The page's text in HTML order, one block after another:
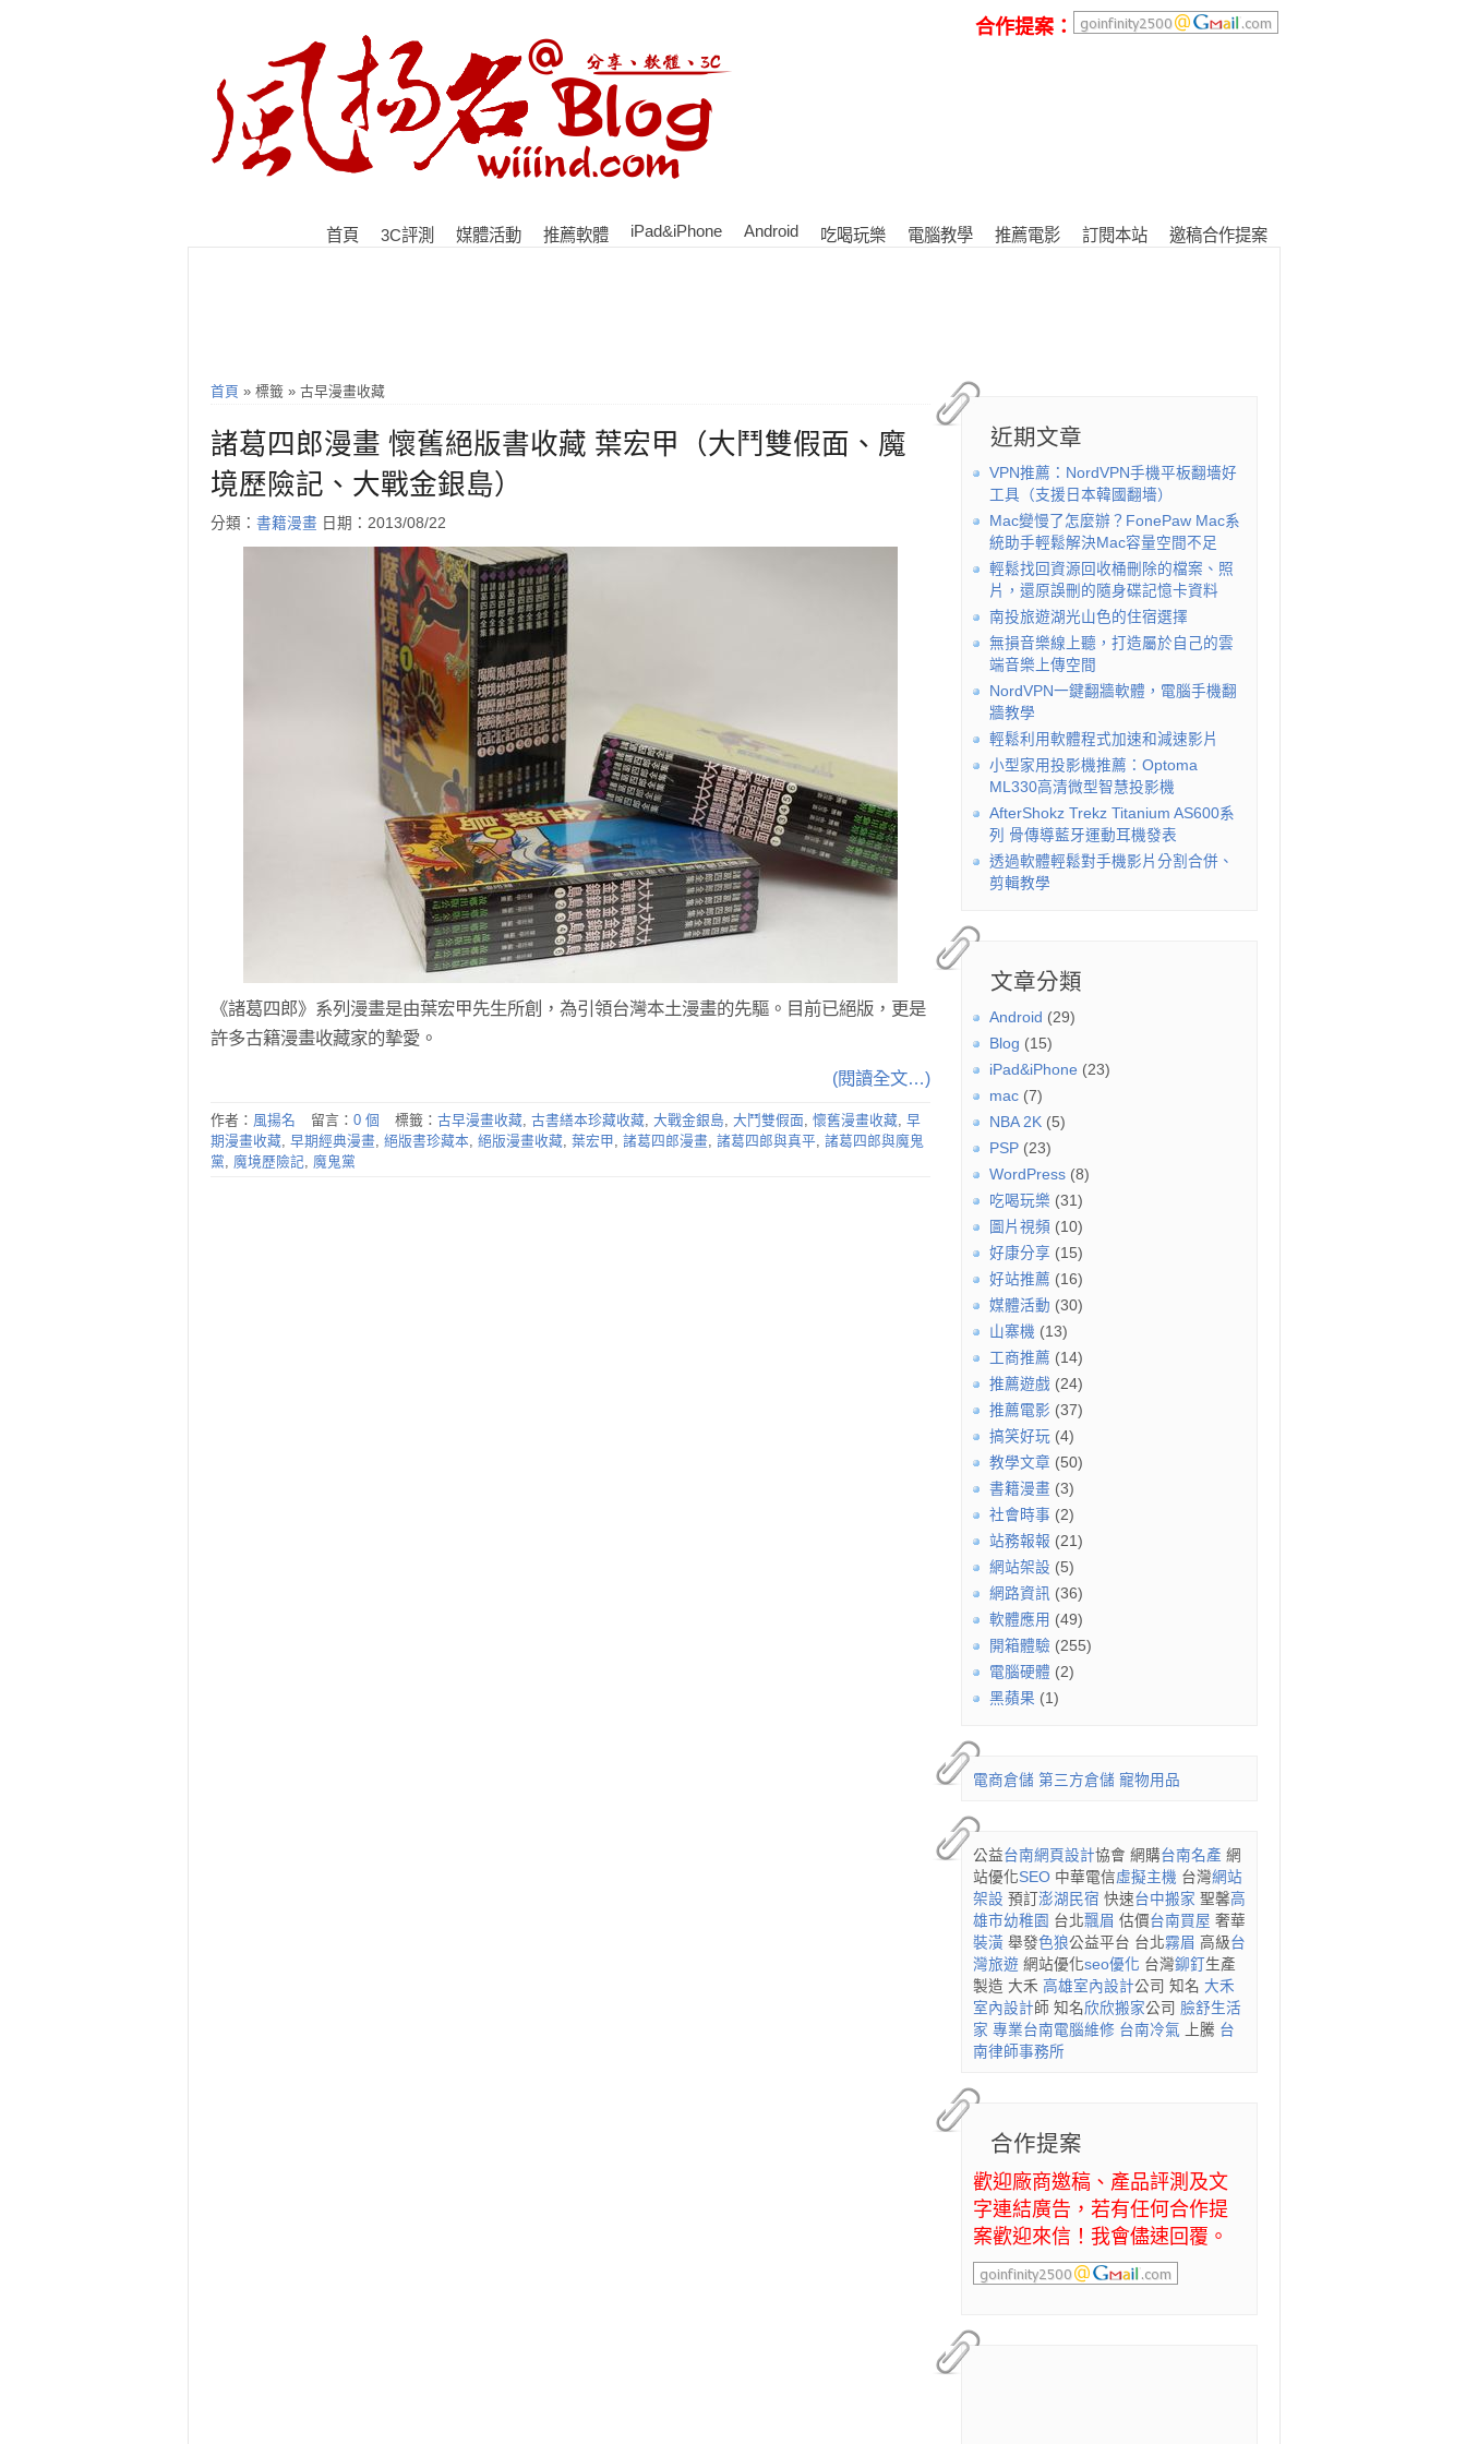
合作提案：
首頁 3C評測 媒體活動 推薦軟體 iPad&iPhone Android 吃喝玩樂 電腦教學 推薦電影 訂閱本站 邀稿合作提案
近期文章
VPN推薦：NordVPN手機平板翻墻好
工具（支援日本韓國翻墻）
Mac變慢了怎麼辦？FonePaw Mac系
統助手輕鬆解決Mac容量空間不足
輕鬆找回資源回收桶刪除的檔案、照
片，還原誤刪的隨身碟記憶卡資料
南投旅遊湖光山色的住宿選擇
無損音樂線上聽，打造屬於自己的雲
端音樂上傳空間
NordVPN一鍵翻牆軟體，電腦手機翻
牆教學
輕鬆利用軟體程式加速和減速影片
小型家用投影機推薦：Optoma
ML330高清微型智慧投影機
AfterShokz Trekz Titanium AS600系
列 骨傳導藍牙運動耳機發表
透過軟體輕鬆對手機影片分割合併、
剪輯教學
文章分類
Android (29)
Blog (15)
iPad&iPhone (23)
mac (7)
NBA 2K (5)
PSP (23)
WordPress (8)
吃喝玩樂 (31)
圖片視頻 (10)
好康分享 (15)
好站推薦 (16)
媒體活動 (30)
山寨機 (13)
工商推薦 (14)
推薦遊戲 (24)
推薦電影 (37)
搞笑好玩 (4)
教學文章 (50)
書籍漫畫 (3)
社會時事 (2)
站務報報 (21)
網站架設 (5)
網路資訊 (36)
軟體應用 (49)
開箱體驗 (255)
電腦硬體 (2)
黑蘋果 (1)
電商倉儲 第三方倉儲 寵物用品
公益台南網頁設計協會 網購台南名產 網
站優化SEO 中華電信虛擬主機 台灣網站
架設 預訂 澎湖民宿 快速台中搬家 聖馨高
雄市幼稚園 台北飄眉 估價台南買屋 奢華
裝潢 舉發色狼公益平台 台北霧眉 高級台
灣旅遊 網站優化seo優化 台灣鉚釘 生產
製造 大禾 高雄室內設計公司 知名 大禾
室內設計 師 知名欣欣搬家公司 臉舒生活
家 專業台南電腦維修 台南冷氣 上騰 台
南律師事務所
合作提案
歡迎廠商邀稿、產品評測及文
字連結廣告，若有任何合作提
案歡迎來信！我會儘速回覆。
首頁 » 標籤 » 古早漫畫收藏
諸葛四郎漫畫 懷舊絕版書收藏 葉宏甲（大鬥雙假面、魔
境歷險記、大戰金銀島）
分類： 書籍漫畫 日期：2013/08/22
《諸葛四郎》系列漫畫是由葉宏甲先生所創，為引領台灣本土漫畫的先驅。目前已絕版，更是
許多古籍漫畫收藏家的摯愛。
(閱讀全文…)
作者： 風揚名 留言： 0 個 標籤： 古早漫畫收藏, 古書繕本珍藏收藏, 大戰金銀島, 大鬥雙假面, 懷舊漫畫收藏, 早
期漫畫收藏, 早期經典漫畫, 絕版書珍藏本, 絕版漫畫收藏, 葉宏甲, 諸葛四郎漫畫, 諸葛四郎與真平, 諸葛四郎與魔鬼
黨, 魔境歷險記, 魔鬼黨